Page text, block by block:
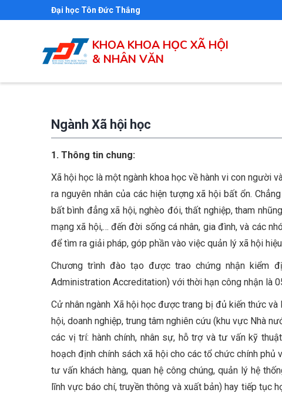
Đại học Tôn Đức Thắng
KHOA KHOA HỌC XÃ HỘI
& NHÂN VĂN
Ngành Xã hội học
1. Thông tin chung:
Xã hội học là một ngành khoa học về hành vi con người
ra nguyên nhân của các hiện tượng xã hội bất ổn.
bất bình đẳng xã hội, nghèo đói, thất nghiệp, tham
mạng xã hội,… đến đời sống cá nhân, gia đình, và các
để tìm ra giải pháp, góp phần vào việc quản lý xã hội
Chương trình đào tạo được trao chứng nhận kiểm
Administration Accreditation) với thời hạn công nhận
Cử nhân ngành Xã hội học được trang bị đủ kiến thức
hội, doanh nghiệp, trung tâm nghiên cứu (khu vực Nhà
các vị trí: hành chính, nhân sự, hỗ trợ và tư vấn kỹ
hoạch định chính sách xã hội cho các tổ chức chính phủ
tư vấn khách hàng, quan hệ công chúng, quản lý hệ
lĩnh vực báo chí, truyền thông và xuất bản) hay tiếp tục